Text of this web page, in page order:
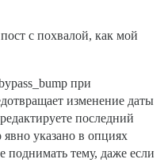
с похвалой, как мой
при
изменение даты
последний
указано в опциях
поднимать тему, даже если